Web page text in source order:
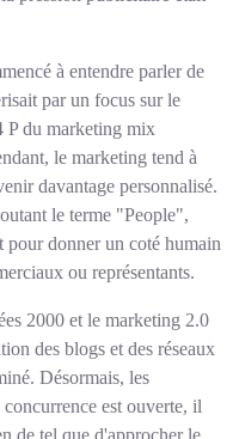
à entendre parler de
par un focus sur le
P du marketing mix
le marketing tend à
davantage personnalisé.
le terme "People",
pour donner un coté humain
ou représentants.
2000 et le marketing 2.0
des blogs et des réseaux
Désormais, les
est ouverte, il